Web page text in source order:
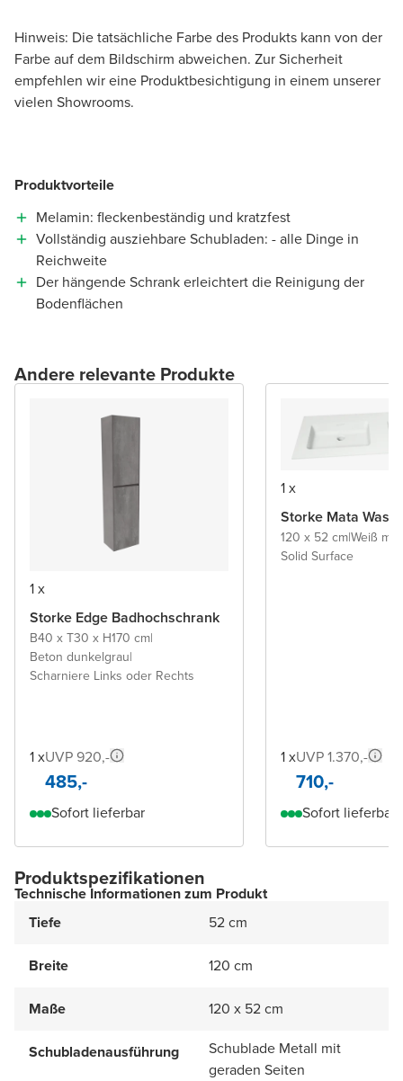
Hinweis: Die tatsächliche Farbe des Produkts kann von der
Farbe auf dem Bildschirm abweichen. Zur Sicherheit
empfehlen wir eine Produktbesichtigung in einem unserer
vielen Showrooms.
Produktvorteile
Melamin: fleckenbeständig und kratzfest
Vollständig ausziehbare Schubladen: - alle Dinge in
Reichweite
Der hängende Schrank erleichtert die Reinigung der
Bodenflächen
Andere relevante Produkte
1 x
Storke Edge Badhochschrank
B40 x T30 x H170 cm|
Beton dunkelgrau|
Scharniere Links oder Rechts
1 xUVP 920,-
485,-
Sofort lieferbar
1 x
Storke Mata
120 x 52 cm|Weiß
Solid Surface
1 xUVP 1.370,-
710,-
Sofort lieferbar
Produktspezifikationen
Technische Informationen zum Produkt
Tiefe
52 cm
Breite 120 cm
Maße 120 x 52 cm
Schubladenausführung
Schublade Metall mit
geraden Seiten